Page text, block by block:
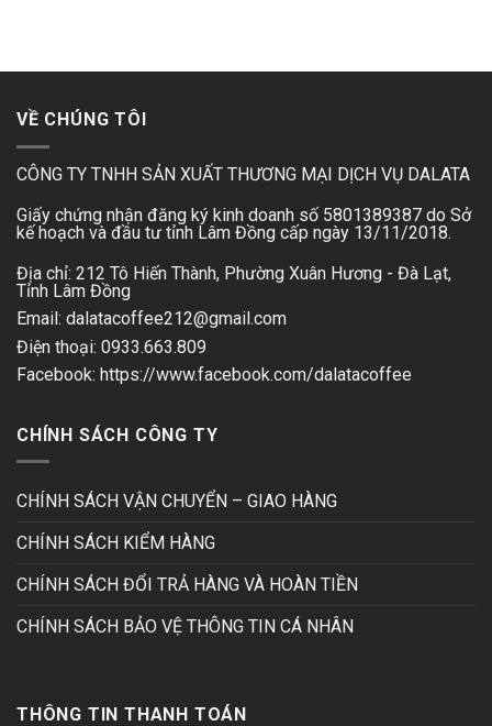
VỀ CHÚNG TÔI
CÔNG TY TNHH SẢN XUẤT THƯƠNG MẠI DỊCH VỤ DALATA
Giấy chứng nhận đăng ký kinh doanh số 5801389387 do Sở
kế hoạch và đầu tư tỉnh Lâm Đồng cấp ngày 13/11/2018.
Địa chỉ: 212 Tô Hiến Thành, Phường Xuân Hương - Đà Lạt,
Tỉnh Lâm Đồng
Email: dalatacoffee212@gmail.com
Điện thoại: 0933.663.809
Facebook: https://www.facebook.com/dalatacoffee
CHÍNH SÁCH CÔNG TY
CHÍNH SÁCH VẬN CHUYỂN – GIAO HÀNG
CHÍNH SÁCH KIỂM HÀNG
CHÍNH SÁCH ĐỔI TRẢ HÀNG VÀ HOÀN TIỀN
CHÍNH SÁCH BẢO VỆ THÔNG TIN CÁ NHÂN
THÔNG TIN THANH TOÁN